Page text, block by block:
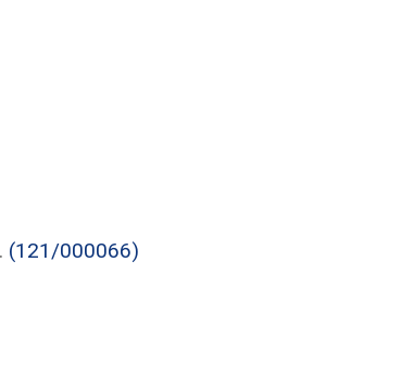
(121/000066)